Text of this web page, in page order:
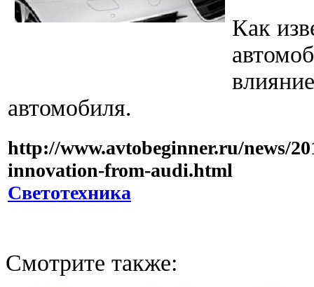
Как
автомобиля.
http://www.avtobeginner.ru/news/
innovation-from-audi.html
Светотехника
Смотрите также: